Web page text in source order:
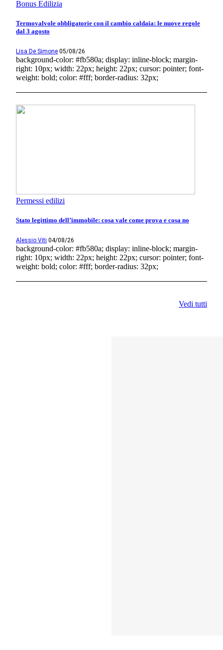
Bonus Edilizia
Termovalvole obbligatorie con il cambio caldaia: le nuove regole
dal 3 agosto
Lisa De Simone 05/08/26
background-color: #fb580a; display: inline-block; margin-
right: 10px; width: 22px; height: 22px; cursor: pointer; font-
weight: bold; color: #fff; border-radius: 32px;
Permessi edilizi
Stato legittimo dell’immobile: cosa vale come prova e cosa no
Alessio Viti 04/08/26
background-color: #fb580a; display: inline-block; margin-
right: 10px; width: 22px; height: 22px; cursor: pointer; font-
weight: bold; color: #fff; border-radius: 32px;
Vedi tutti